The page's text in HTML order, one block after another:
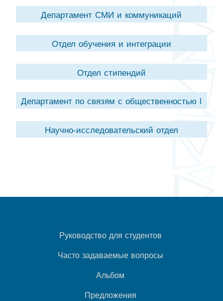
Департамент СМИ и коммуникаций
Отдел обучения и интеграции
Отдел стипендий
Департамент по связям с общественностью l
Научно-исследовательский отдел
Руководство для студентов
Часто задаваемые вопросы
Альбом
Предложения